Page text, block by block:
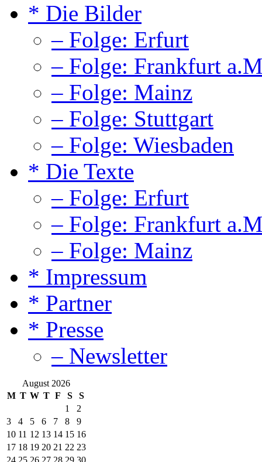
* Die Bilder
– Folge: Erfurt
– Folge: Frankfurt
– Folge: Mainz
– Folge: Stuttgart
– Folge: Wiesbaden
* Die Texte
– Folge: Erfurt
– Folge: Frankfurt
– Folge: Mainz
* Impressum
* Partner
* Presse
– Newsletter
August 2026
M T W T F S
S
1
2
3
4 5 6 7 8
9
10 11 12 13 14 15 16
17 18 19 20 21 22 23
24 25 26 27 28 29 30